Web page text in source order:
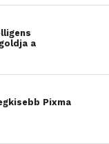
ragyogó
IPS
fokos
a képernyőt
oldalról is –
a
számára a
a
Pixma